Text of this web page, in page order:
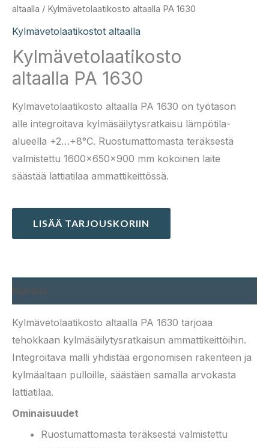
altaalla / Kylmävetolaatikosto altaalla PA 1630
Kylmävetolaatikostot altaalla
Kylmävetolaatikosto
altaalla PA 1630
Kylmävetolaatikosto altaalla PA 1630 on työtason
alle integroitava kylmäsäilytysratkaisu lämpötila-
alueella +2…+8°C. Ruostumattomasta teräksestä
valmistettu 1600×650×900 mm kokoinen laite
säästää lattiatilaa ammattikeittössä.
LISÄÄ TARJOUSKORIIN
Kylmävetolaatikosto altaalla PA 1630 tarjoaa
tehokkaan kylmäsäilytysratkaisun ammattikeittöihin.
Integroitava malli yhdistää ergonomisen rakenteen ja
kylmäaltaan pulloille, säästäen samalla arvokasta
lattiatilaa.
Ominaisuudet
Ruostumattomasta teräksestä valmistettu